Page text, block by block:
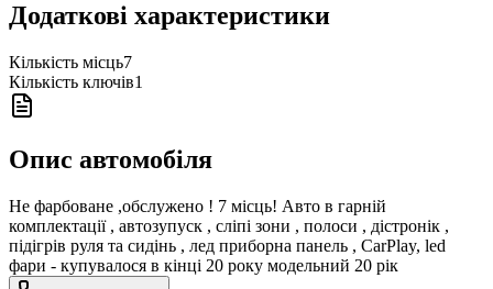
Додаткові характеристики
Кількість місць7
Кількість ключів1
Опис автомобіля
Не фарбоване ,обслужено ! 7 місць! Авто в гарній
комплектації , автозупуск , сліпі зони , полоси , дістронік ,
підігрів руля та сидінь , лед приборна панель , CarPlay, led
фари - купувалося в кінці 20 року модельний 20 рік